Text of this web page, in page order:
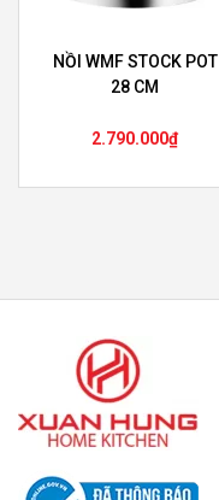
NỒI WMF STOCK POT
28 CM
2.790.000₫